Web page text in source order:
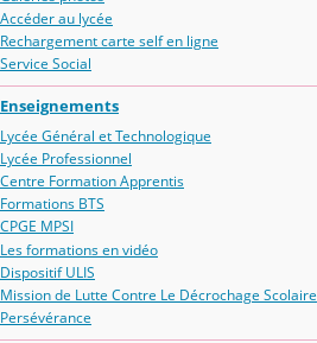
Accéder au lycée
Rechargement carte self en ligne
Service Social
Enseignements
Lycée Général et Technologique
Lycée Professionnel
Centre Formation Apprentis
Formations BTS
CPGE MPSI
Les formations en vidéo
Dispositif ULIS
Mission de Lutte Contre Le Décrochage Scolaire
Persévérance